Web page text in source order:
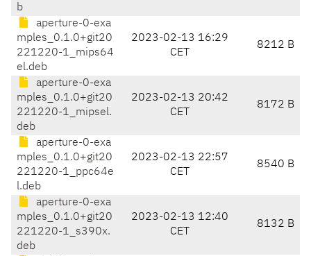
b
aperture-0-exa
mples_0.1.0+git20
221220-1_mips64
el.deb
2023-02-13 16:29
CET
8212 B
aperture-0-exa
mples_0.1.0+git20
221220-1_mipsel.
deb
2023-02-13 20:42
CET
8172 B
aperture-0-exa
mples_0.1.0+git20
221220-1_ppc64e
l.deb
2023-02-13 22:57
CET
8540 B
aperture-0-exa
mples_0.1.0+git20
221220-1_s390x.
deb
2023-02-13 12:40
CET
8132 B